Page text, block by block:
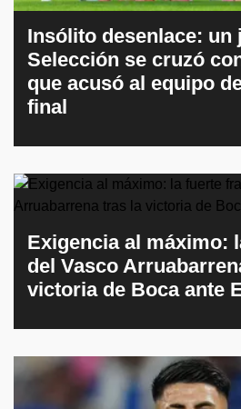
Insólito desenlace: un
Selección se cruzó
que acusó al equipo
final
Exigencia al máximo:
del Vasco
victoria de Boca ante